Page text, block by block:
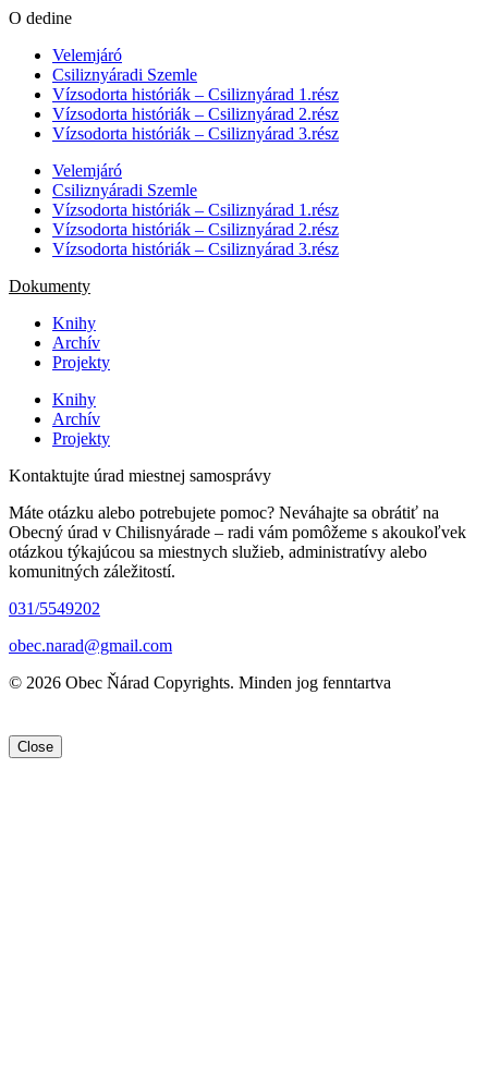
O dedine
Velemjáró
Csiliznyáradi Szemle
Vízsodorta históriák – Csiliznyárad 1.rész
Vízsodorta históriák – Csiliznyárad 2.rész
Vízsodorta históriák – Csiliznyárad 3.rész
Velemjáró
Csiliznyáradi Szemle
Vízsodorta históriák – Csiliznyárad 1.rész
Vízsodorta históriák – Csiliznyárad 2.rész
Vízsodorta históriák – Csiliznyárad 3.rész
Dokumenty
Knihy
Archív
Projekty
Knihy
Archív
Projekty
Kontaktujte úrad miestnej samosprávy
Máte otázku alebo potrebujete pomoc? Neváhajte sa obrátiť na
Obecný úrad v Chilisnyárade – radi vám pomôžeme s akoukoľvek
otázkou týkajúcou sa miestnych služieb, administratívy alebo
komunitných záležitostí.
031/5549202
obec.narad@gmail.com
© 2026 Obec Ňárad Copyrights. Minden jog fenntartva
Close